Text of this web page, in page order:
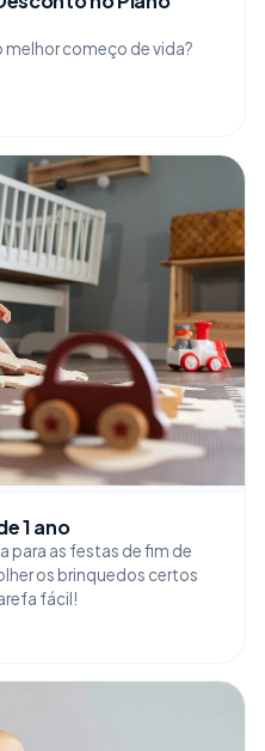
melhor começo de vida?
1 ano
para as festas de fim de
os brinquedos certos
fácil!